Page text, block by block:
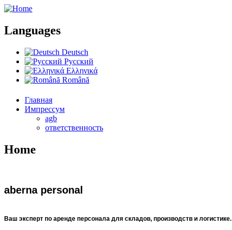
Languages
Deutsch
Русский
Ελληνικά
Română
Главная
Импрессум
agb
ответственность
Home
aberna personal
Ваш эксперт по аренде персонала для складов, производств и логистике.